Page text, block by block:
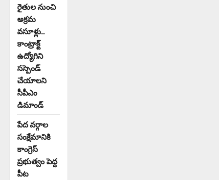
రైతుల నుంచి
అక్రమ
వసూళ్లు..
కాంట్రాక్ట్
ఉద్యోగిని
సస్పెండ్
చేయాలని
సీపీఎం
డిమాండ్
పేద వర్గాల
సంక్షేమానికి
కాంగ్రెస్
ప్రభుత్వం పెద్ద
పీట